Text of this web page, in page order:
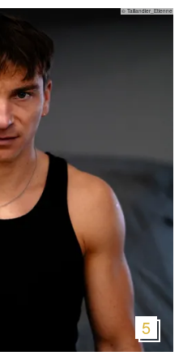
© Taillandier_Etienne
5